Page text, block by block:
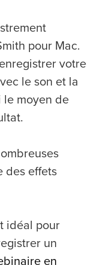
pour Mac.
votre
le son et la
le moyen de
des effets
idéal pour
un
en